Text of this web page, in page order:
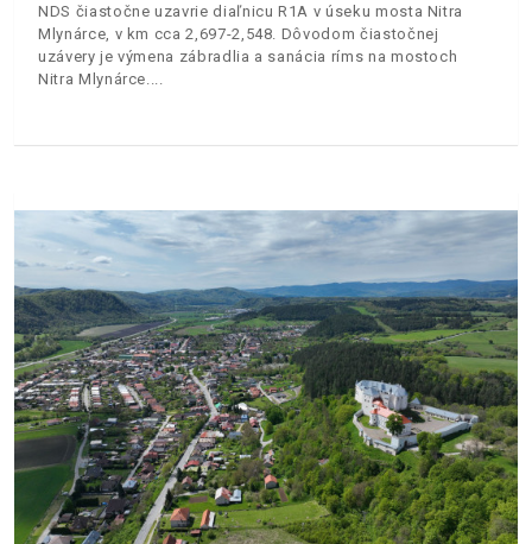
NDS čiastočne uzavrie diaľnicu R1A v úseku mosta Nitra
Mlynárce, v km cca 2,697-2,548. Dôvodom čiastočnej
uzávery je výmena zábradlia a sanácia ríms na mostoch
Nitra Mlynárce.